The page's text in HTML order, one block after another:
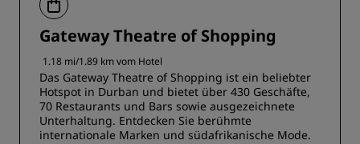
Gateway Theatre of Shopping
1.18 mi/1.89 km vom Hotel
Das Gateway Theatre of Shopping ist ein beliebter
Hotspot in Durban und bietet über 430 Geschäfte,
70 Restaurants und Bars sowie ausgezeichnete
Unterhaltung. Entdecken Sie berühmte
internationale Marken und südafrikanische Mode.